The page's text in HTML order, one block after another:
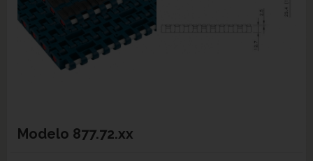
Modelo 877.72.xx